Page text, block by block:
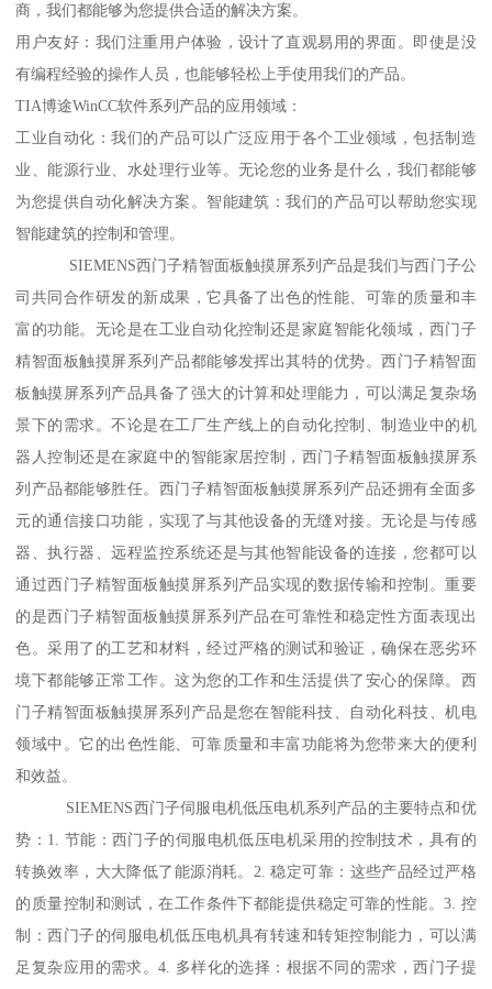
商，我们都能够为您提供合适的解决方案。
用户友好：我们注重用户体验，设计了直观易用的界面。即使是没
有编程经验的操作人员，也能够轻松上手使用我们的产品。
TIA博途WinCC软件系列产品的应用领域：
工业自动化：我们的产品可以广泛应用于各个工业领域，包括制造
业、能源行业、水处理行业等。无论您的业务是什么，我们都能够
为您提供自动化解决方案。智能建筑：我们的产品可以帮助您实现
智能建筑的控制和管理。
SIEMENS西门子精智面板触摸屏系列产品是我们与西门子公
司共同合作研发的新成果，它具备了出色的性能、可靠的质量和丰
富的功能。无论是在工业自动化控制还是家庭智能化领域，西门子
精智面板触摸屏系列产品都能够发挥出其特的优势。西门子精智面
板触摸屏系列产品具备了强大的计算和处理能力，可以满足复杂场
景下的需求。不论是在工厂生产线上的自动化控制、制造业中的机
器人控制还是在家庭中的智能家居控制，西门子精智面板触摸屏系
列产品都能够胜任。西门子精智面板触摸屏系列产品还拥有全面多
元的通信接口功能，实现了与其他设备的无缝对接。无论是与传感
器、执行器、远程监控系统还是与其他智能设备的连接，您都可以
通过西门子精智面板触摸屏系列产品实现的数据传输和控制。重要
的是西门子精智面板触摸屏系列产品在可靠性和稳定性方面表现出
色。采用了的工艺和材料，经过严格的测试和验证，确保在恶劣环
境下都能够正常工作。这为您的工作和生活提供了安心的保障。西
门子精智面板触摸屏系列产品是您在智能科技、自动化科技、机电
领域中。它的出色性能、可靠质量和丰富功能将为您带来大的便利
和效益。
SIEMENS西门子伺服电机低压电机系列产品的主要特点和优
势：1. 节能：西门子的伺服电机低压电机采用的控制技术，具有的
转换效率，大大降低了能源消耗。2. 稳定可靠：这些产品经过严格
的质量控制和测试，在工作条件下都能提供稳定可靠的性能。3. 控
制：西门子的伺服电机低压电机具有转速和转矩控制能力，可以满
足复杂应用的需求。4. 多样化的选择：根据不同的需求，西门子提